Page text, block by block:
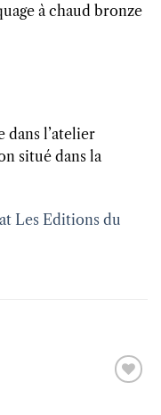
à chaud bronze
dans l’atelier
situé dans la
Les Editions du